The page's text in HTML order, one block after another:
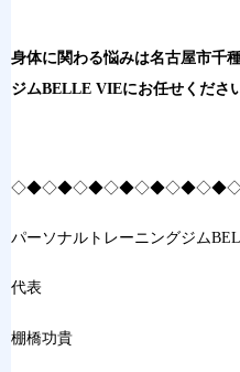
身体に関わる悩みは名古屋市千
ジムBELLE VIEにお任せくださ
パーソナルトレーニングジム
代表
棚橋功貴